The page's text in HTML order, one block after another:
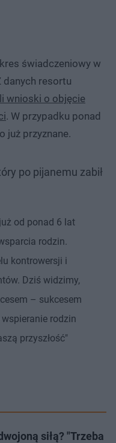
świadczeniowy w
danych resortu
wnioski o objęcie
. W przypadku ponad
już przyznane.
po pijanemu zabił
od ponad 6 lat
rodzin.
kontrowersji i
Dziś widzimy,
– sukcesem
wspieranie rodzin
przyszłość"
siłą? "Trzeba